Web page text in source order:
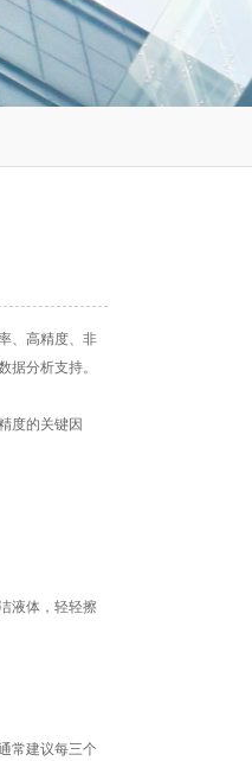
、高精度、非
据分析支持。
度的关键因
液体，轻轻擦
常建议每三个